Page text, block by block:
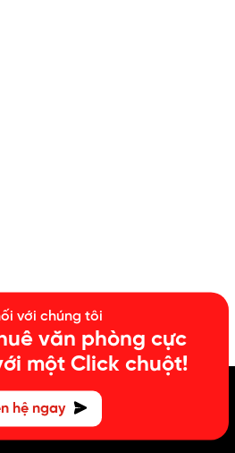
với chúng tôi
văn phòng cực
một Click chuột!
hệ ngay